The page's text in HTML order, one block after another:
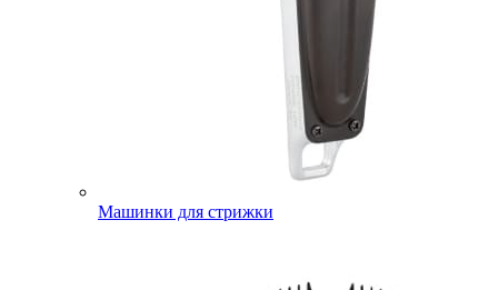
Машинки для стрижки